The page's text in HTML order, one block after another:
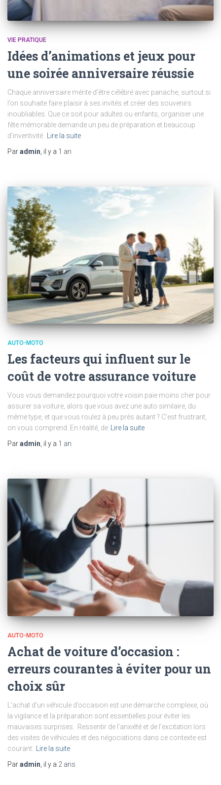
VIE PRATIQUE
Idées d’animations et jeux pour
une soirée anniversaire réussie
Chaque anniversaire mérite d’être célébré avec panache, surtout si
l’on souhaite faire plaisir à ses invités et créer des souvenirs
inoubliables. Que ce soit pour adultes ou enfants, organiser une
fête mémorable demande un peu de préparation et beaucoup
d’inventivité.
Lire la suite
Paradmin , il y a 1 an
AUTO-MOTO
Les facteurs qui influent sur le
coût de votre assurance voiture
Vous vous demandez pourquoi votre voisin paie moins cher pour
assurer sa voiture, alors que vous avez une auto similaire, du
même type, et que vous roulez à peu près autant ? C’est frustrant,
on vous comprend. En réalité, de Lire la suite
Paradmin, il y a 1 an
AUTO-MOTO
Achat de voiture d’occasion :
erreurs courantes à éviter pour un
choix sûr
L’achat d’un véhicule d’occasion est une démarche complexe, où
la vigilance et la préparation sont essentielles pour éviter les
mauvaises surprises. Ressentir de l’anxiété et de l’excitation lors
des visites de véhicules et des négociations dans ce contexte est
courant.
Lire la suite
Paradmin , il y a 2 ans